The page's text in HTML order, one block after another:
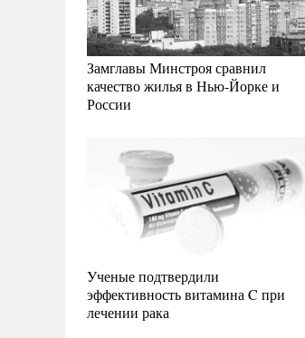
Замглавы Минстроя сравнил
качество жилья в Нью-Йорке и
России
Ученые подтвердили
эффективность витамина C при
лечении рака